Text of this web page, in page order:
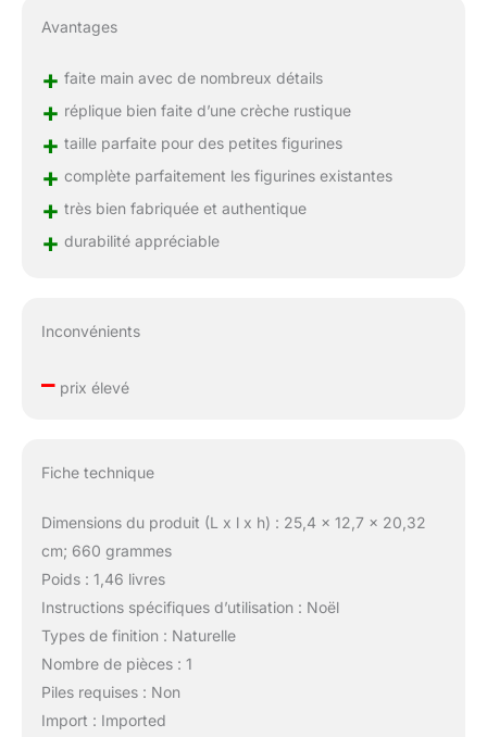
Avantages
+ faite main avec de nombreux détails
+ réplique bien faite d’une crèche rustique
+ taille parfaite pour des petites figurines
+ complète parfaitement les figurines existantes
+ très bien fabriquée et authentique
+ durabilité appréciable
Inconvénients
–prix élevé
Fiche technique
Dimensions du produit (L x l x h) : 25,4 x 12,7 x 20,32
cm; 660 grammes
Poids : 1,46 livres
Instructions spécifiques d’utilisation : Noël
Types de finition : Naturelle
Nombre de pièces : 1
Piles requises : Non
Import : Imported